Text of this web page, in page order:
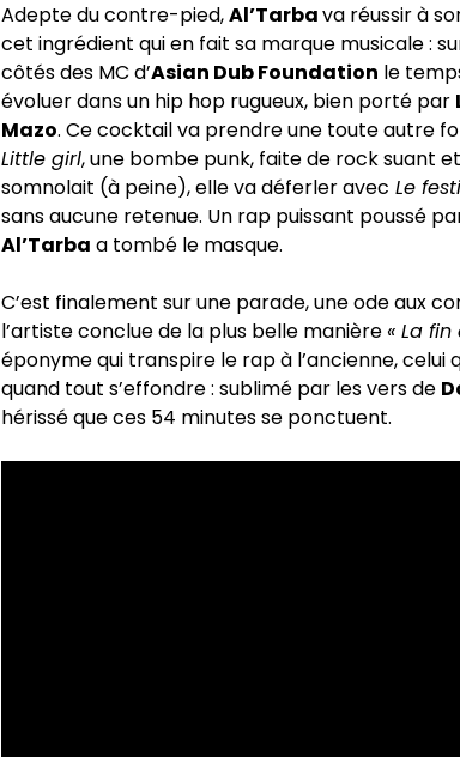
Adepte du contre-pied,Al’Tarbava réussir à
cet ingrédient qui en fait sa marque musicale :
côtés des MC d’Asian Dub Foundation le
évoluer dans un hip hop rugueux, bien porté par
Mazo. Ce cocktail va prendre une toute autre
Little girl, une bombe punk, faite de rock suant
somnolait (à peine), elle va déferler avec Le
sans aucune retenue. Un rap puissant poussé
Al’Tarba a tombé le masque.
C’est finalement sur une parade, une ode aux
l’artiste conclue de la plus belle manière« La
éponyme qui transpire le rap à l’ancienne, celui
quand tout s’effondre : sublimé par les vers de
hérissé que ces 54 minutes se ponctuent.